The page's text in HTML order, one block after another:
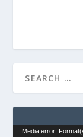
Video
Media error: